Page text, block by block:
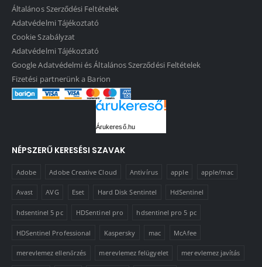
Általános Szerződési Feltételek
Adatvédelmi Tájékoztató
Cookie Szabályzat
Adatvédelmi Tájékoztató
Google Adatvédelmi és Általános Szerződési Feltételek
Fizetési partnerünk a Barion
Árukereső.hu
NÉPSZERŰ KERESÉSI SZAVAK
Adobe Adobe Creative Cloud Antivírus apple apple/mac
Avast AVG Eset Hard Disk Sentintel HdSentinel
hdsentinel 5 pc HDSentinel pro hdsentinel pro 5 pc
HDSentinel Professional Kaspersky mac McAfee
merevlemez ellenőrzés merevlemez felügyelet merevlemez javítás